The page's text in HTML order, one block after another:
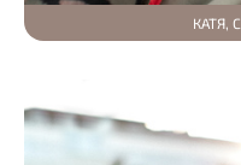
КАТЯ,